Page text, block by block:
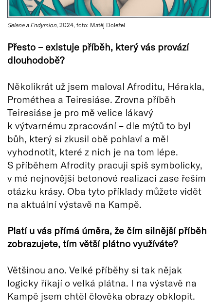
Selene a Endymion, 2024, foto: Matěj Doležel
Přesto – existuje příběh, který vás provází
dlouhodobě?
Několikrát už jsem maloval Afroditu, Hérakla,
Prométhea a Teiresiáse. Zrovna příběh
Teiresiáse je pro mě velice lákavý
k výtvarnému zpracování – dle mýtů to byl
bůh, který si zkusil obě pohlaví a měl
vyhodnotit, které z nich je na tom lépe.
S příběhem Afrodity pracuji spíš symbolicky,
v mé nejnovější betonové realizaci zase řeším
otázku krásy. Oba tyto příklady můžete vidět
na aktuální výstavě na Kampě.
Platí u vás přímá úměra, že čím silnější příběh
zobrazujete, tím větší plátno využíváte?
Většinou ano. Velké příběhy si tak nějak
logicky říkají o velká plátna. I na výstavě na
Kampě jsem chtěl člověka obrazy obklopit.